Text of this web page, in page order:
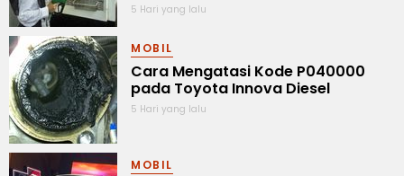
5 Hari yang lalu
MOBIL
Cara Mengatasi Kode P040000
pada Toyota Innova Diesel
5 Hari yang lalu
MOBIL